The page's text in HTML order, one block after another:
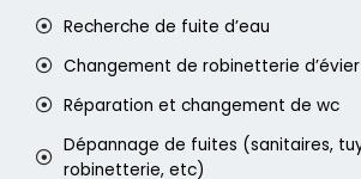
Recherche de fuite d’eau
Changement de robinetterie
Réparation et changement de wc
Dépannage de fuites (sanitaires,
robinetterie, etc)